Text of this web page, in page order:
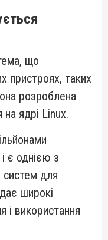
що
пристроях, таких
розроблена
на ядрі Linux.
є однією з
систем для
широкі
і використання